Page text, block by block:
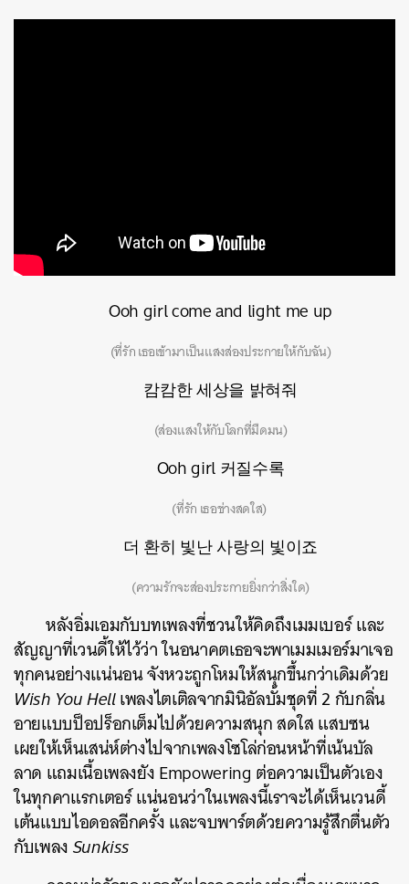
Ooh girl come and light me up
(ที่รัก เธอเข้ามาเป็นแสงส่องประกายให้กับฉัน)
캄캄한 세상을 밝혀줘
(ส่องแสงให้กับโลกที่มืดมน)
Ooh girl 커질수록
(ที่รัก เธอช่างสดใส)
더 환히 빛난 사랑의 빛이죠
(ความรักจะส่องประกายยิ่งกว่าสิ่งใด)
หลังอิ่มเอมกับบทเพลงที่ชวนให้คิดถึงเมมเบอร์ และ
สัญญาที่เวนดี้ให้ไว้ว่า ในอนาคตเธอจะพาเมมเมอร์มาเจอ
ทุกคนอย่างแน่นอน จังหวะถูกโหมให้สนุกขึ้นกว่าเดิมด้วย
Wish You Hellเพลงไตเติลจากมินิอัลบั้มชุดที่ 2 กับกลิ่น
อายแบบป็อปร็อกเต็มไปด้วยความสนุก สดใส แสบซน
เผยให้เห็นเสน่ห์ต่างไปจากเพลงโซโล่ก่อนหน้าที่เน้นบัล
ลาด แถมเนื้อเพลงยัง Empowering ต่อความเป็นตัวเอง
ในทุกคาแรกเตอร์ แน่นอนว่าในเพลงนี้เราจะได้เห็นเวนดี้
เต้นแบบไอดอลอีกครั้ง และจบพาร์ตด้วยความรู้สึกตื่นตัว
กับเพลงSunkiss